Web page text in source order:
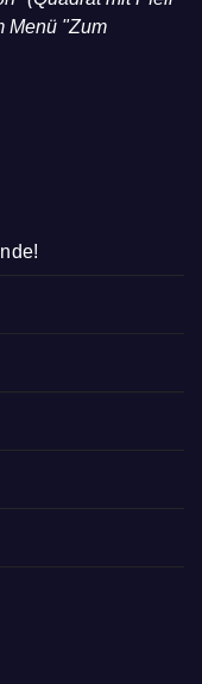
Menü "Zum